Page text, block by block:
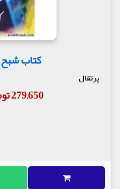
کتاب
پرتقال
279,650 تومان